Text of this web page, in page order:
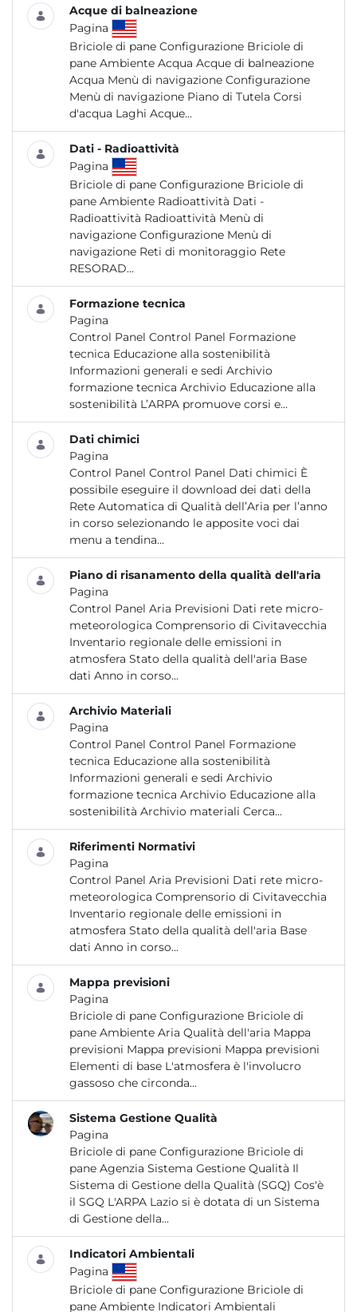
Acque di balneazione
Pagina
Briciole di pane Configurazione Briciole di
pane Ambiente Acqua Acque di balneazione
Acqua Menù di navigazione Configurazione
Menù di navigazione Piano di Tutela Corsi
d'acqua Laghi Acque...
Dati - Radioattività
Pagina
Briciole di pane Configurazione Briciole di
pane Ambiente Radioattività Dati -
Radioattività Radioattività Menù di
navigazione Configurazione Menù di
navigazione Reti di monitoraggio Rete
RESORAD...
Formazione tecnica
Pagina
Control Panel Control Panel Formazione
tecnica Educazione alla sostenibilità
Informazioni generali e sedi Archivio
formazione tecnica Archivio Educazione alla
sostenibilità L’ARPA promuove corsi e...
Dati chimici
Pagina
Control Panel Control Panel Dati chimici È
possibile eseguire il download dei dati della
Rete Automatica di Qualità dell’Aria per l’anno
in corso selezionando le apposite voci dai
menu a tendina...
Piano di risanamento della qualità dell'aria
Pagina
Control Panel Aria Previsioni Dati rete micro-
meteorologica Comprensorio di Civitavecchia
Inventario regionale delle emissioni in
atmosfera Stato della qualità dell'aria Base
dati Anno in corso...
Archivio Materiali
Pagina
Control Panel Control Panel Formazione
tecnica Educazione alla sostenibilità
Informazioni generali e sedi Archivio
formazione tecnica Archivio Educazione alla
sostenibilità Archivio materiali Cerca...
Riferimenti Normativi
Pagina
Control Panel Aria Previsioni Dati rete micro-
meteorologica Comprensorio di Civitavecchia
Inventario regionale delle emissioni in
atmosfera Stato della qualità dell'aria Base
dati Anno in corso...
Mappa previsioni
Pagina
Briciole di pane Configurazione Briciole di
pane Ambiente Aria Qualità dell'aria Mappa
previsioni Mappa previsioni Mappa previsioni
Elementi di base L'atmosfera è l'involucro
gassoso che circonda...
Sistema Gestione Qualità
Pagina
Briciole di pane Configurazione Briciole di
pane Agenzia Sistema Gestione Qualità Il
Sistema di Gestione della Qualità (SGQ) Cos'è
il SGQ L'ARPA Lazio si è dotata di un Sistema
di Gestione della...
Indicatori Ambientali
Pagina
Briciole di pane Configurazione Briciole di
pane Ambiente Indicatori Ambientali